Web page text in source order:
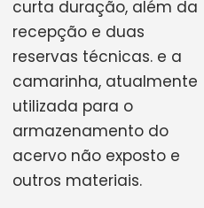
curta duração, além da
recepção e duas
reservas técnicas. e a
camarinha, atualmente
utilizada para o
armazenamento do
acervo não exposto e
outros materiais.